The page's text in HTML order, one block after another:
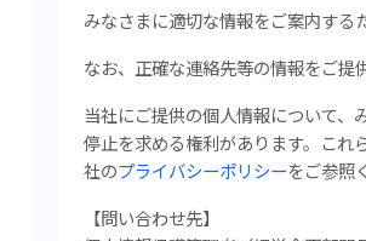
みなさまに適切な情報をご案内する
なお、正確な連絡先等の情報をご
当社にご提供の個人情報について
停止を求める権利があります。 これ
社のプライバシーポリシーをご参照
【問い合わせ先】